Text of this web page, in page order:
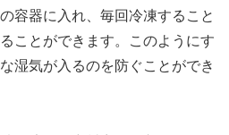
容器に入れ、毎回冷凍すること
ことができます。このようにす
湿気が入るのを防ぐことができ